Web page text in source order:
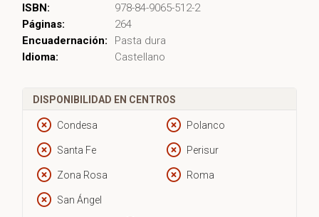
sobre todo suyos.
ISBN:
978-84-9065-512-2
Páginas:
264
Encuadernación:
Pasta dura
Idioma:
Castellano
DISPONIBILIDAD EN CENTROS
Condesa Polanco
Santa Fe Perisur
Zona Rosa Roma
San Ángel